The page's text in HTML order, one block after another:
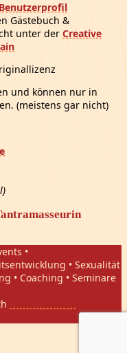
Benutzerprofil
Gästebuch &
unter der Creative
und können nur in
(meistens gar nicht)
•
• Sexualität
• Coaching • Seminare